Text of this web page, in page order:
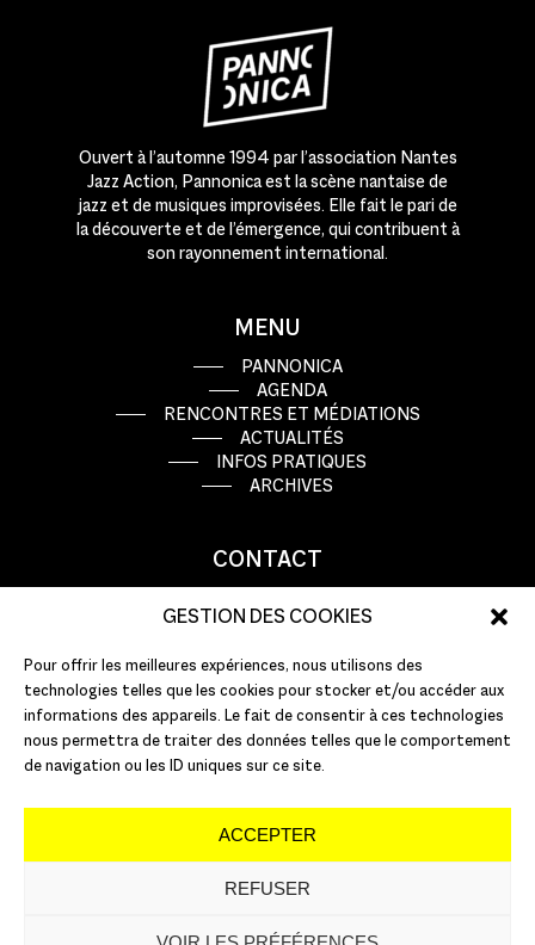
GESTION DES COOKIES
Pour offrir les meilleures expériences, nous utilisons des
technologies telles que les cookies pour stocker et/ou accéder aux
informations des appareils. Le fait de consentir à ces technologies
nous permettra de traiter des données telles que le comportement
de navigation ou les ID uniques sur ce site.
ACCEPTER
REFUSER
Ouvert à l’automne 1994 par l’association Nantes
Jazz Action, Pannonica est la scène nantaise de
jazz et de musiques improvisées. Elle fait le pari de
la découverte et de l’émergence, qui contribuent à
son rayonnement international.
MENU
PANNONICA
AGENDA
RENCONTRES ET MÉDIATIONS
ACTUALITÉS
INFOS PRATIQUES
ARCHIVES
CONTACT
44000 Nantes
T : +33 (0)2 51 72 10 10
E :info@pannonica.com
PANNONICA